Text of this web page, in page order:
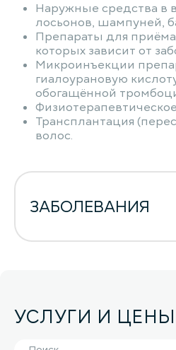
Наружные средства в
лосьонов, шампуней,
Препараты для
которых зависит от
Микроинъекции
гиалоурановую
обогащённой
Трансплантация
волос.
ЗАБОЛЕВАНИЯ
УСЛУГИ И ЦЕНЫ